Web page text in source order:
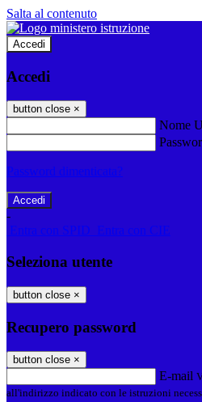
Salta al contenuto
Accedi
Accedi
button close ×
Nome
Password dimenticata?
-
Entra con SPID
Entra con CIE
Seleziona utente
button close ×
Recupero password
button close ×
E-mail
all'indirizzo indicato con le istruzioni